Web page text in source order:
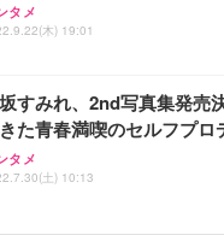
タメ
木) 19:01
すみれ、2nd写真集発売
た青春満喫のセルフプロ
タメ
土) 10:13